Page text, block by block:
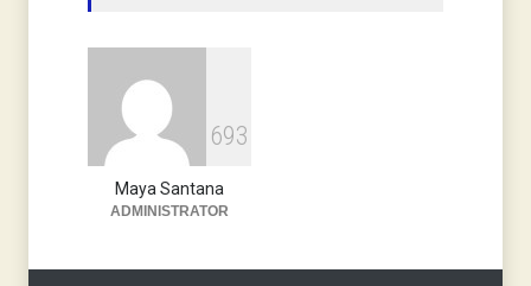
693
Maya Santana
ADMINISTRATOR